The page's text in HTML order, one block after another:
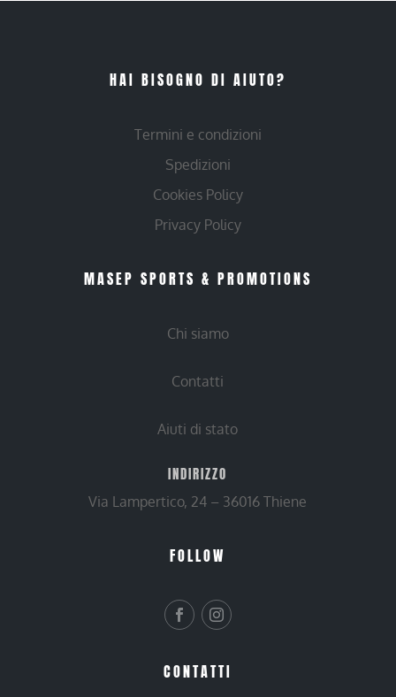
HAI BISOGNO DI AIUTO?
Termini e condizioni
Spedizioni
Cookies Policy
Privacy Policy
MASEP SPORTS & PROMOTIONS
Chi siamo
Contatti
Aiuti di stato
INDIRIZZO
Via Lampertico, 24 – 36016 Thiene
FOLLOW
CONTATTI